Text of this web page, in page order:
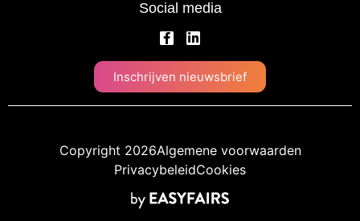
Social media
Inschrijven nieuwsbrief
Copyright 2026Algemene voorwaarden
PrivacybeleidCookies